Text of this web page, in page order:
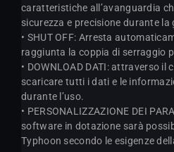
caratteristiche all’avanguardia
sicurezza e precisione durante la
• SHUT OFF: Arresta
raggiunta la coppia di serraggio
• DOWNLOAD DATI: attraverso
scaricare tutti i dati e le
durante l’uso.
• PERSONALIZZAZIONE DEI
software in dotazione sarà
Typhoon secondo le esigenze